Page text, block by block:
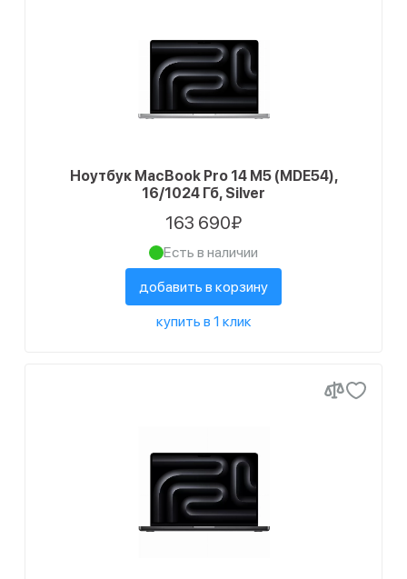
Ноутбук MacBook Pro 14 M5 (MDE54),
16/1024 Гб, Silver
163 690₽
Есть в наличии
добавить в корзину
купить в 1 клик